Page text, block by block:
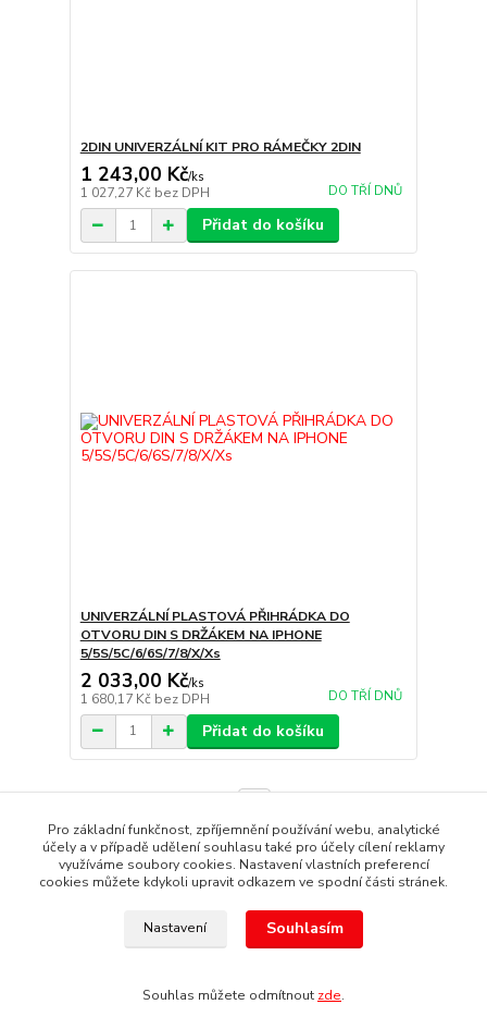
2DIN UNIVERZÁLNÍ KIT PRO RÁMEČKY 2DIN
1 243,00 Kč/ks
1 027,27 Kč bez DPH DO TŘÍ DNŮ
Přidat do košíku
UNIVERZÁLNÍ PLASTOVÁ PŘIHRÁDKA DO
OTVORU DIN S DRŽÁKEM NA IPHONE
5/5S/5C/6/6S/7/8/X/Xs
2 033,00 Kč/ks
1 680,17 Kč bez DPH DO TŘÍ DNŮ
Přidat do košíku
Copyright © 1987 - 2022 autoalarmyhk.cz Jiří Cvrček, Autoalarm
Pro základní funkčnost, zpříjemnění používání webu, analytické
účely a v případě udělení souhlasu také pro účely cílení reklamy
využíváme soubory cookies. Nastavení vlastních preferencí
cookies můžete kdykoli upravit odkazem ve spodní části stránek.
Nastavení Souhlasím
Souhlas můžete odmítnout zde.